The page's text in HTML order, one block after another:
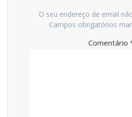
O seu endereço de email
Campos obrigatórios
Comentário